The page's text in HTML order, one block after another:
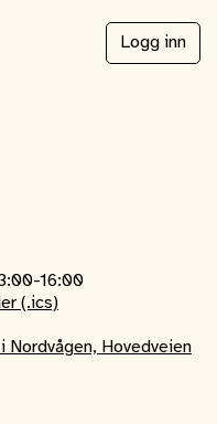
Logg inn
16:00
(.ics)
Nordvågen, Hovedveien